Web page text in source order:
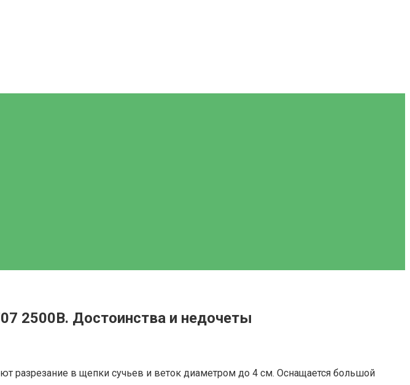
2500В. Достоинства и недочеты
в щепки сучьев и веток диаметром до 4 см. Оснащается большой